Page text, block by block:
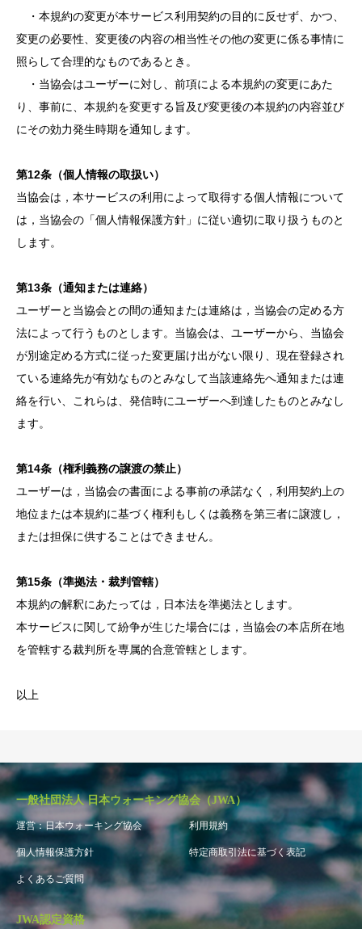
・本規約の変更が本サービス利用契約の目的に反せず、かつ、
変更の必要性、変更後の内容の相当性その他の変更に係る事情に
照らして合理的なものであるとき。
・当協会はユーザーに対し、前項による本規約の変更にあた
り、事前に、本規約を変更する旨及び変更後の本規約の内容並び
にその効力発生時期を通知します。
第12条（個人情報の取扱い）
当協会は，本サービスの利用によって取得する個人情報について
は，当協会の「個人情報保護方針」に従い適切に取り扱うものと
します。
第13条（通知または連絡）
ユーザーと当協会との間の通知または連絡は，当協会の定める方
法によって行うものとします。当協会は、ユーザーから、当協会
が別途定める方式に従った変更届け出がない限り、現在登録され
ている連絡先が有効なものとみなして当該連絡先へ通知または連
絡を行い、これらは、発信時にユーザーへ到達したものとみなし
ます。
第14条（権利義務の譲渡の禁止）
ユーザーは，当協会の書面による事前の承諾なく，利用契約上の
地位または本規約に基づく権利もしくは義務を第三者に譲渡し，
または担保に供することはできません。
第15条（準拠法・裁判管轄）
本規約の解釈にあたっては，日本法を準拠法とします。
本サービスに関して紛争が生じた場合には，当協会の本店所在地
を管轄する裁判所を専属的合意管轄とします。
以上
一般社団法人 日本ウォーキング協会（JWA）
運営：日本ウォーキング協会 利用規約
個人情報保護方針 特定商取引法に基づく表記
よくあるご質問
JWA認定資格